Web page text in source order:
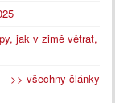
jak v zimě větrat,
>> všechny články